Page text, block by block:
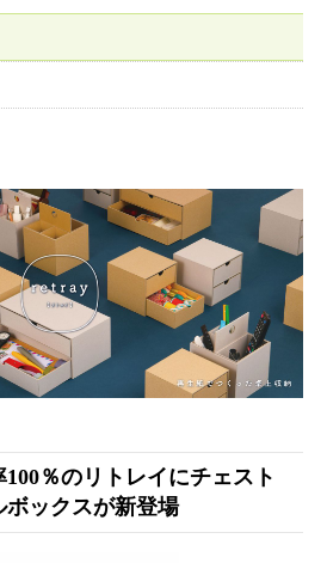
％のリトレイにチェスト
ボックスが新登場